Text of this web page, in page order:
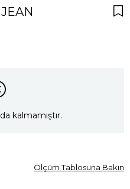
kalmamıştır.
Ölçüm Tablosuna Bakın